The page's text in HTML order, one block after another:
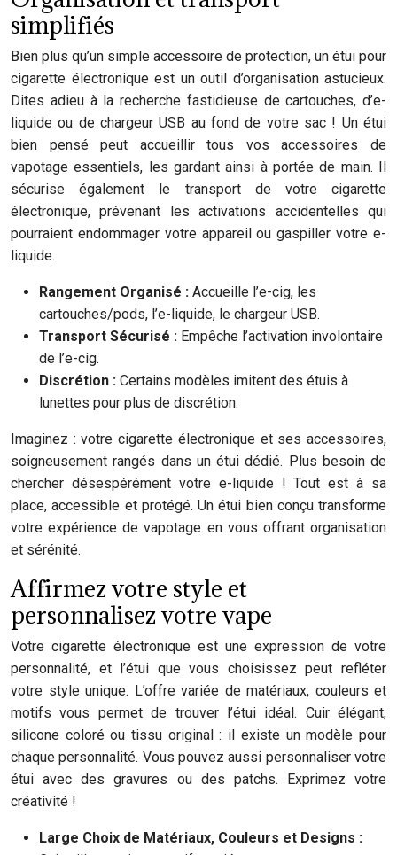
simplifiés
Bien plus qu’un simple accessoire de protection, un étui pour
cigarette électronique est un outil d’organisation astucieux.
Dites adieu à la recherche fastidieuse de cartouches, d’e-
liquide ou de chargeur USB au fond de votre sac ! Un étui
bien pensé peut accueillir tous vos accessoires de
vapotage essentiels, les gardant ainsi à portée de main. Il
sécurise également le transport de votre cigarette
électronique, prévenant les activations accidentelles qui
pourraient endommager votre appareil ou gaspiller votre e-
liquide.
Rangement Organisé : Accueille l’e-cig, les
cartouches/pods, l’e-liquide, le chargeur USB.
Transport Sécurisé : Empêche l’activation involontaire
de l’e-cig.
Discrétion : Certains modèles imitent des étuis à
lunettes pour plus de discrétion.
Imaginez : votre cigarette électronique et ses accessoires,
soigneusement rangés dans un étui dédié. Plus besoin de
chercher désespérément votre e-liquide ! Tout est à sa
place, accessible et protégé. Un étui bien conçu transforme
votre expérience de vapotage en vous offrant organisation
et sérénité.
Affirmez votre style et
personnalisez votre vape
Votre cigarette électronique est une expression de votre
personnalité, et l’étui que vous choisissez peut refléter
votre style unique. L’offre variée de matériaux, couleurs et
motifs vous permet de trouver l’étui idéal. Cuir élégant,
silicone coloré ou tissu original : il existe un modèle pour
chaque personnalité. Vous pouvez aussi personnaliser votre
étui avec des gravures ou des patchs. Exprimez votre
créativité !
Large Choix de Matériaux, Couleurs et Designs :